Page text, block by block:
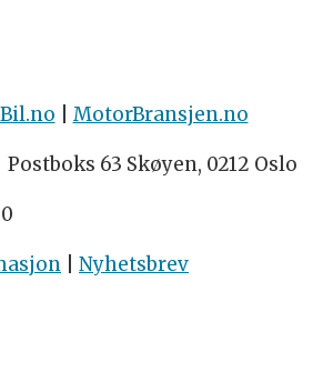
MotorBransjen.no
Postboks 63 Skøyen, 0212 Oslo
Nyhetsbrev